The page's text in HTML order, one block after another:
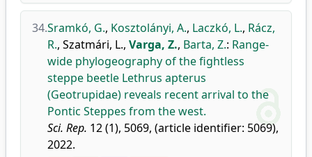
34.Sramkó, G., Kosztolányi, A., Laczkó, L., Rácz,
R., Szatmári, L., Varga, Z., Barta, Z.: Range-
wide phylogeography of the fightless
steppe beetle Lethrus apterus
(Geotrupidae) reveals recent arrival to the
Pontic Steppes from the west.
Sci. Rep. 12 (1), 5069, (article identifier: 5069),
2022.